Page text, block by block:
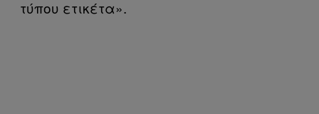
τύπου ετικέτα».